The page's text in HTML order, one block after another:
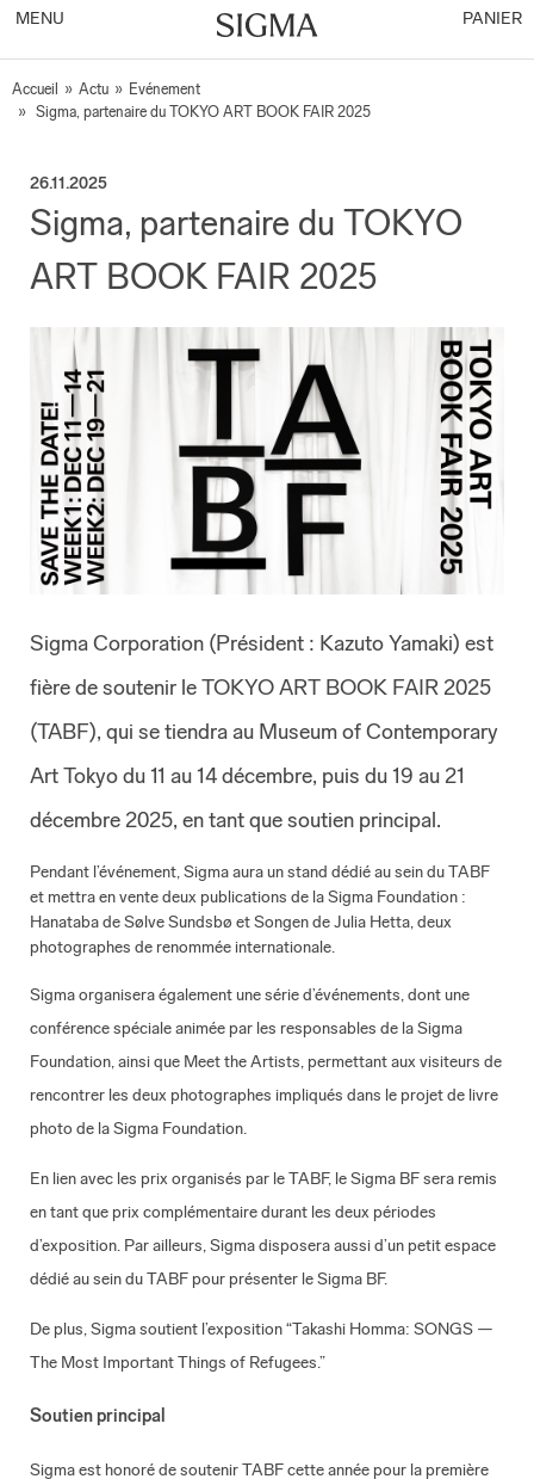
MENU PANIER
Accueil » Actu » Evénement
» Sigma, partenaire du TOKYO ART BOOK FAIR 2025
26.11.2025
Sigma, partenaire du TOKYO
ART BOOK FAIR 2025
Sigma Corporation (Président : Kazuto Yamaki) est
fière de soutenir le TOKYO ART BOOK FAIR 2025
(TABF), qui se tiendra au Museum of Contemporary
Art Tokyo du 11 au 14 décembre, puis du 19 au 21
décembre 2025, en tant que soutien principal.
Pendant l’événement, Sigma aura un stand dédié au sein du TABF
et mettra en vente deux publications de la Sigma Foundation :
Hanataba de Sølve Sundsbø et Songen de Julia Hetta, deux
photographes de renommée internationale.
Sigma organisera également une série d’événements, dont une
conférence spéciale animée par les responsables de la Sigma
Foundation, ainsi que Meet the Artists, permettant aux visiteurs de
rencontrer les deux photographes impliqués dans le projet de livre
photo de la Sigma Foundation.
En lien avec les prix organisés par le TABF, le Sigma BF sera remis
en tant que prix complémentaire durant les deux périodes
d’exposition. Par ailleurs, Sigma disposera aussi d’un petit espace
dédié au sein du TABF pour présenter le Sigma BF.
De plus, Sigma soutient l’exposition “Takashi Homma: SONGS —
The Most Important Things of Refugees.”
Soutien principal
Sigma est honoré de soutenir TABF cette année pour la première